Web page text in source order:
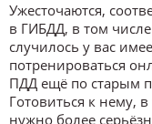
Ужесточаются,
в ГИБДД, в том числе
случилось у вас
потренироваться
ПДД ещё по старым
Готовиться к нему,
нужно более